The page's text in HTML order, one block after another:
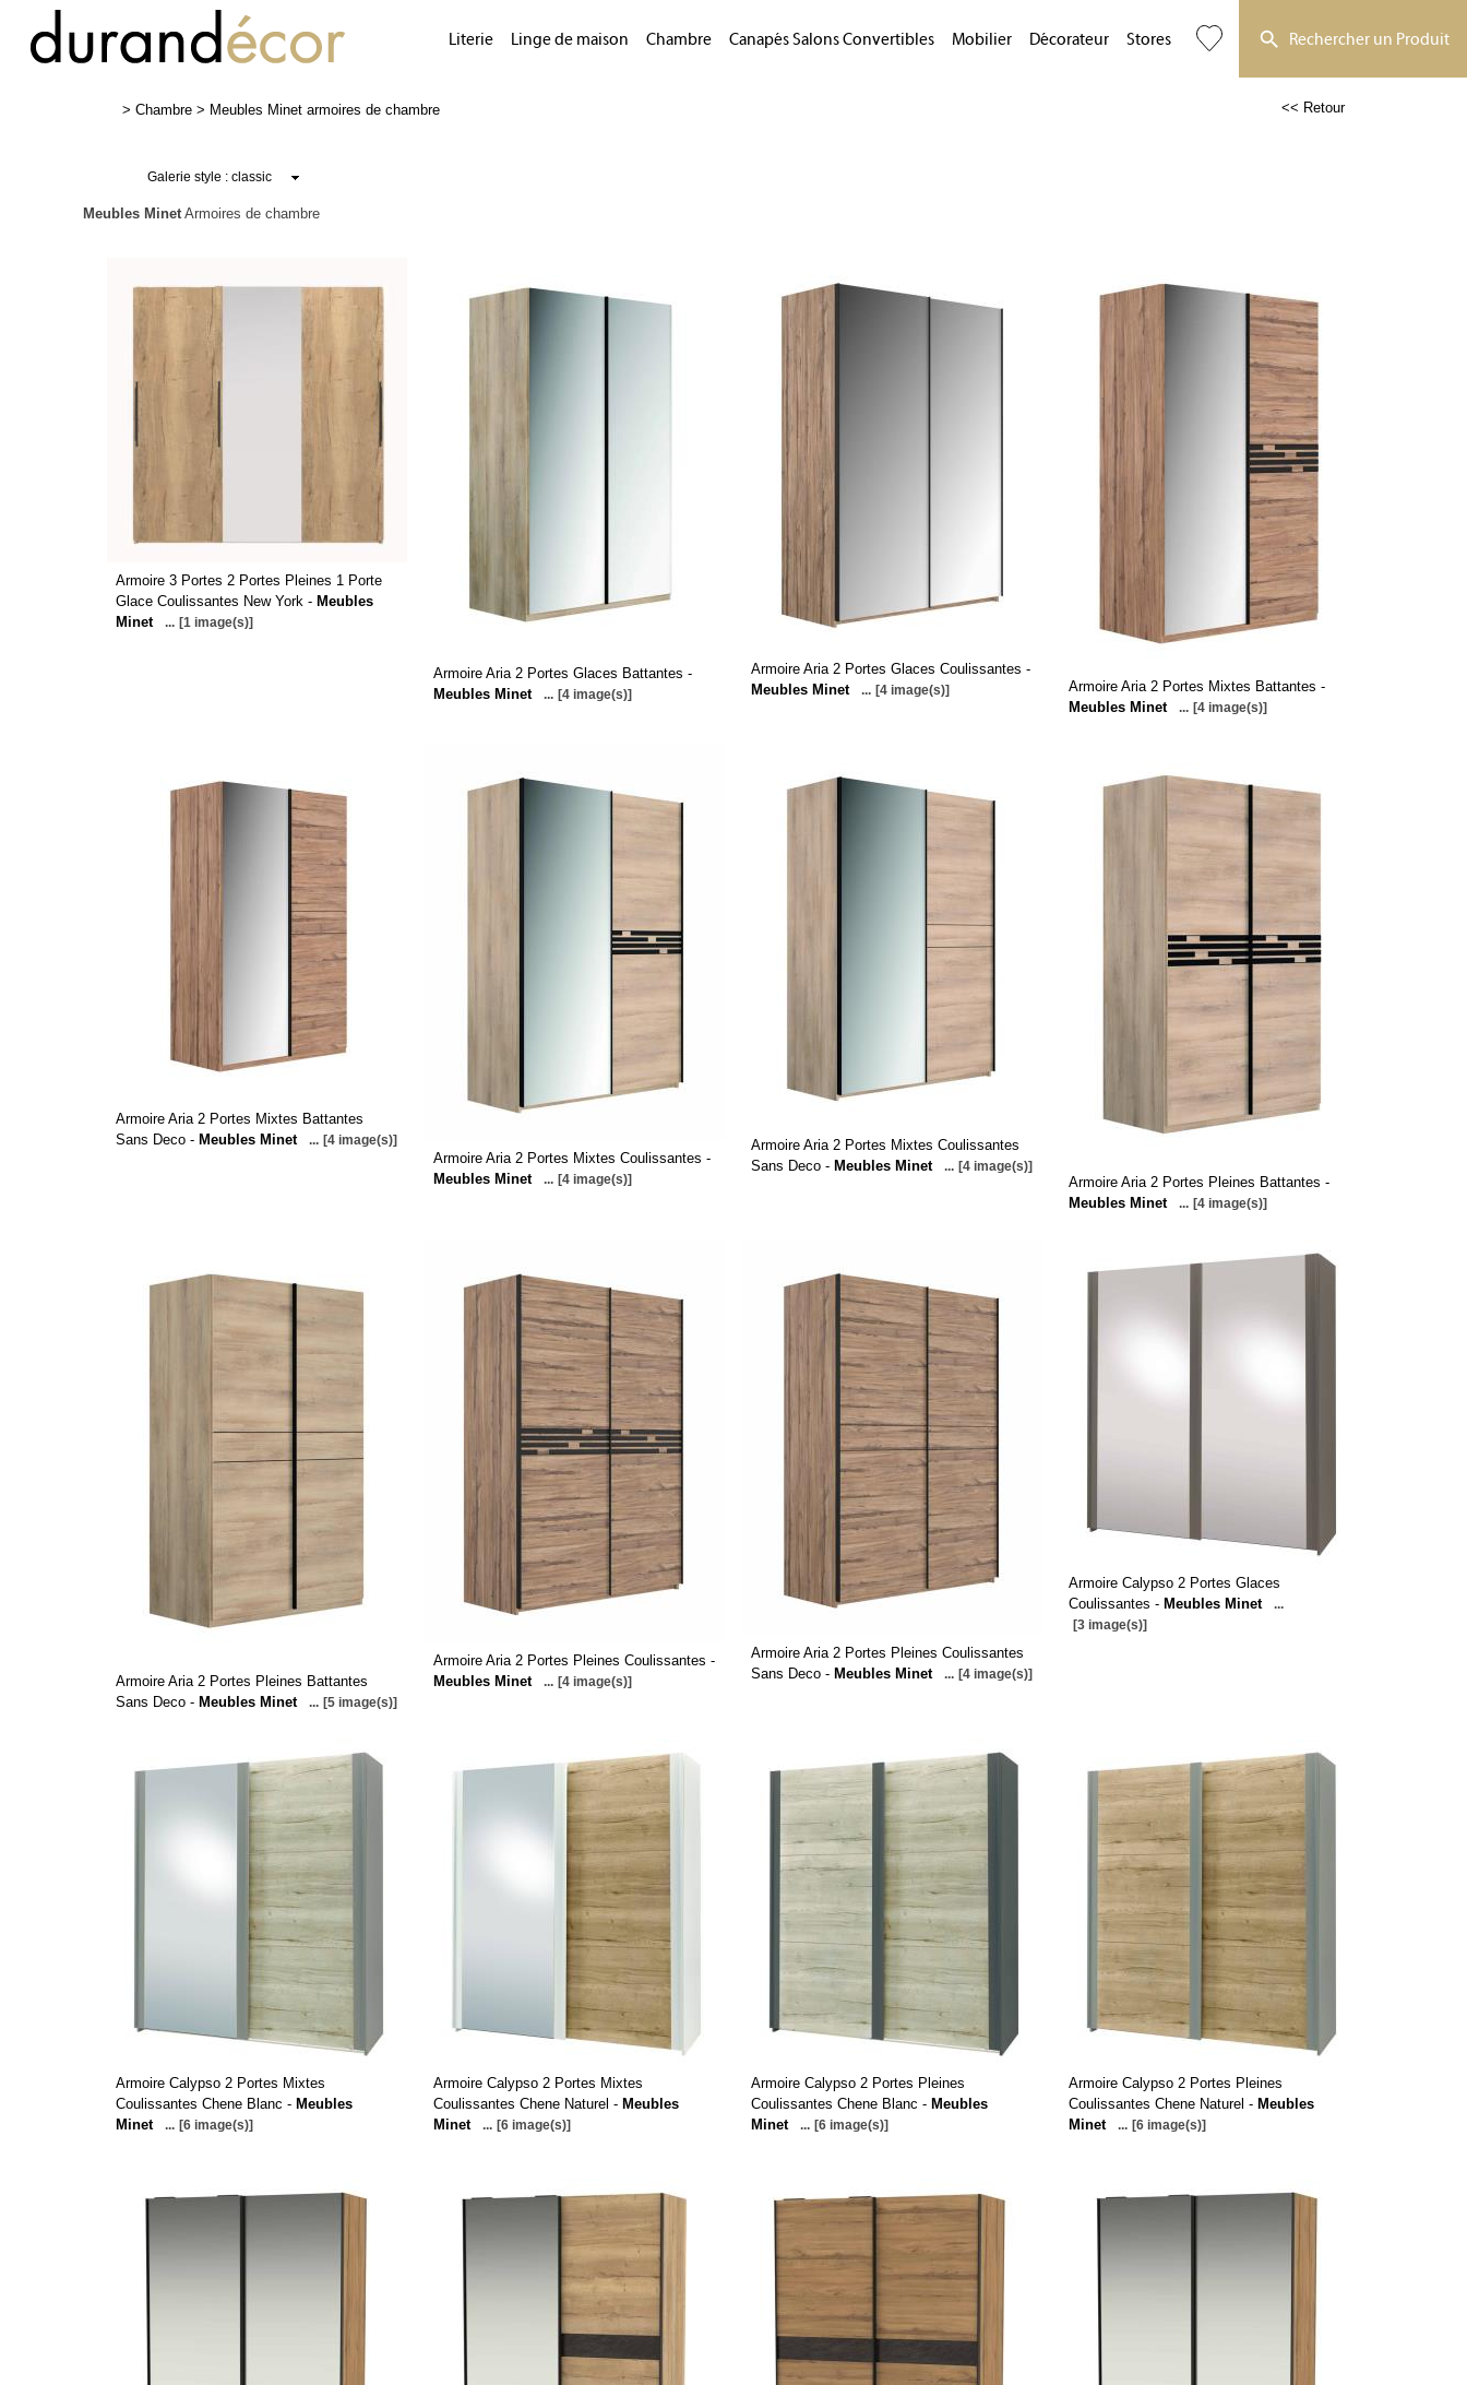
Literie Linge de maison Chambre Canapés Salons Convertibles Mobilier Décorateur Stores Rechercher un Produit
> Chambre > Meubles Minet armoires de chambre << Retour
Meubles MinetArmoires de chambre
Armoire 3 Portes 2 Portes Pleines 1 Porte
Glace Coulissantes New York - Meubles
Minet
... [1 image(s)]
Armoire Aria 2 Portes Glaces Battantes -
Meubles Minet
... [4 image(s)]
Armoire Aria 2 Portes Glaces Coulissantes -
Meubles Minet
... [4 image(s)]
Armoire Aria 2 Portes Mixtes Battantes -
Meubles Minet
... [4 image(s)]
Armoire Aria 2 Portes Mixtes Battantes
Sans Deco - Meubles Minet ... [4 image(s)]
Armoire Aria 2 Portes Mixtes Coulissantes -
Meubles Minet
... [4 image(s)]
Armoire Aria 2 Portes Mixtes Coulissantes
Sans Deco - Meubles Minet ... [4 image(s)]
Armoire Aria 2 Portes Pleines Battantes -
Meubles Minet
... [4 image(s)]
Armoire Aria 2 Portes Pleines Battantes
Sans Deco - Meubles Minet ... [5 image(s)]
Armoire Aria 2 Portes Pleines Coulissantes -
Meubles Minet
... [4 image(s)]
Armoire Aria 2 Portes Pleines Coulissantes
Sans Deco - Meubles Minet ... [4 image(s)]
Armoire Calypso 2 Portes Glaces
Coulissantes - Meubles Minet
...
[3 image(s)]
Armoire Calypso 2 Portes Mixtes
Coulissantes Chene Blanc - Meubles
Minet
... [6 image(s)]
Armoire Calypso 2 Portes Mixtes
Coulissantes Chene Naturel - Meubles
Minet
... [6 image(s)]
Armoire Calypso 2 Portes Pleines
Coulissantes Chene Blanc - Meubles
Minet
... [6 image(s)]
Armoire Calypso 2 Portes Pleines
Coulissantes Chene Naturel - Meubles
Minet
... [6 image(s)]